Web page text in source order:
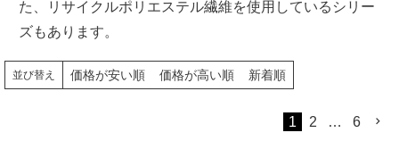
た、リサイクルポリエステル繊維を使用しているシリー
ズもあります。
並び替え 価格が安い順 価格が高い順 新着順
1 2 … 6
XLサイズ(約130cm～)
弔事・法事
記念品
インテリア
ギフトラッピング
ウール
レーヨン
kata kata
鈴木マサル
ふろしきパッチン活用